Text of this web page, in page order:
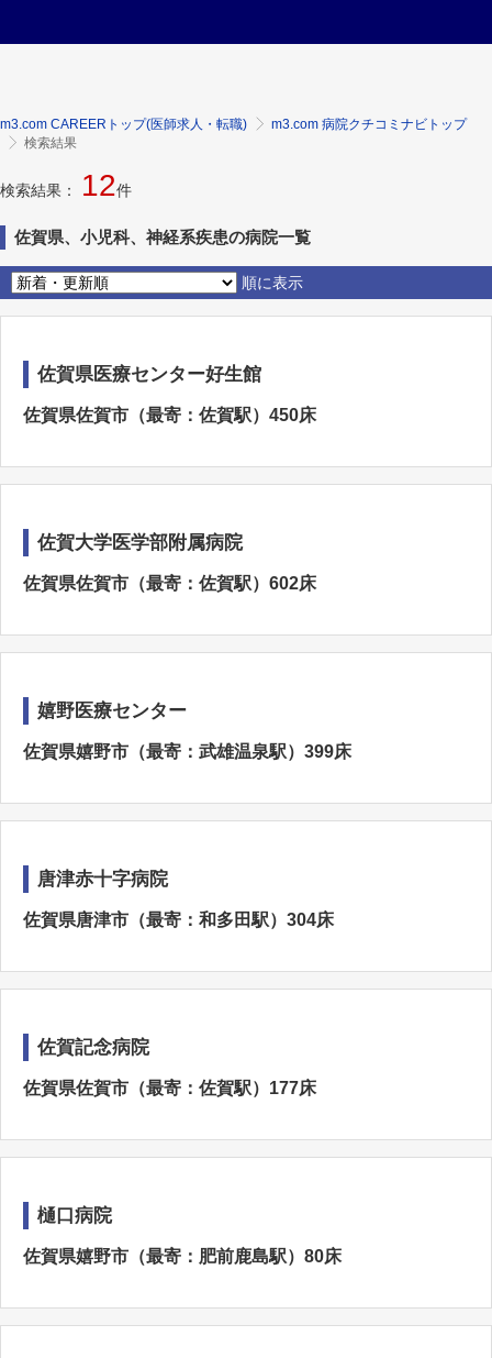
m3.com CAREERトップ(医師求人・転職)
m3.com 病院クチコミナビトップ
検索結果
検索結果： 12件
佐賀県、小児科、神経系疾患の病院一覧
順に表示
佐賀県医療センター好生館
佐賀県佐賀市（最寄：佐賀駅）450床
佐賀大学医学部附属病院
佐賀県佐賀市（最寄：佐賀駅）602床
嬉野医療センター
佐賀県嬉野市（最寄：武雄温泉駅）399床
唐津赤十字病院
佐賀県唐津市（最寄：和多田駅）304床
佐賀記念病院
佐賀県佐賀市（最寄：佐賀駅）177床
樋口病院
佐賀県嬉野市（最寄：肥前鹿島駅）80床